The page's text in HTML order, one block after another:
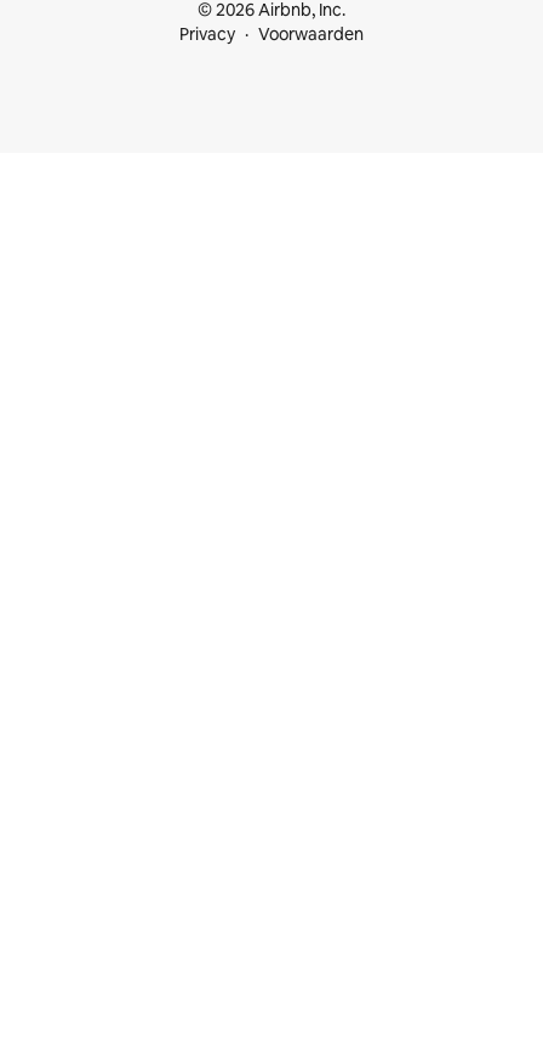
© 2026 Airbnb, Inc.
Privacy
Voorwaarden